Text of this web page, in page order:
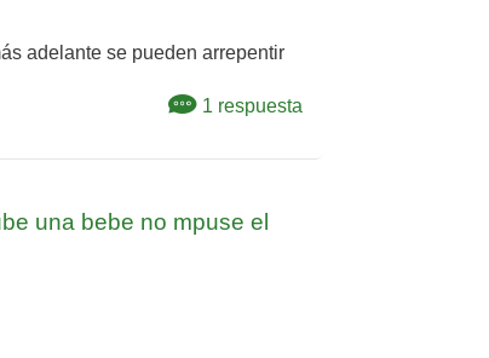
adelante se pueden arrepentir
1 respuesta
una bebe no mpuse el